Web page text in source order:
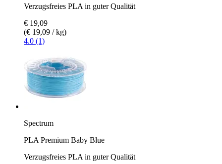
Verzugsfreies PLA in guter Qualität
€ 19,09
(€ 19,09 / kg)
4.0 (1)
Spectrum
PLA Premium Baby Blue
Verzugsfreies PLA in guter Qualität